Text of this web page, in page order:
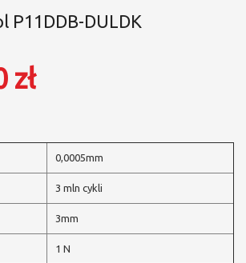
P11DDB-DULDK
zł
0,0005mm
3 mln cykli
3mm
1 N